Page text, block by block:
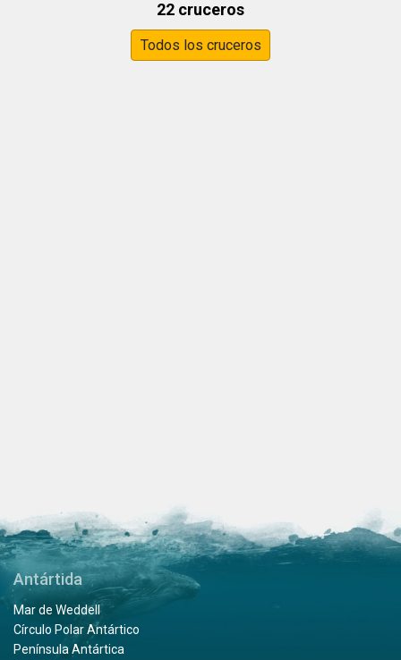
22 cruceros
Todos los cruceros
Antártida
Mar de Weddell
Círculo Polar Antártico
Península Antártica